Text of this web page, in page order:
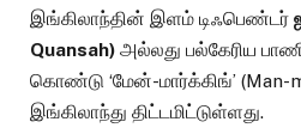
இங்கிலாந்தின் இளம் டிஃபெண்டர்
Quansah) அல்லது பல்கேரிய
கொண்டு ‘மேன்-மார்க்கிங்’ (Man-
இங்கிலாந்து திட்டமிட்டுள்ளது.